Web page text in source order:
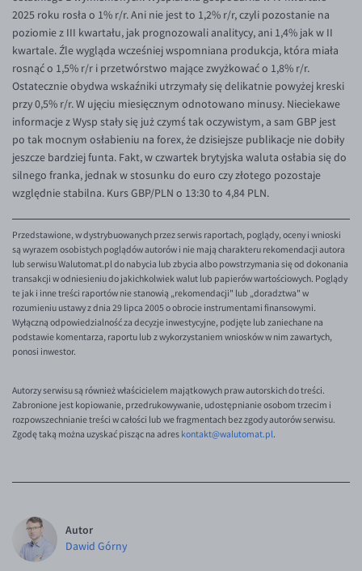
EUR/ZAR
GBP/USD
USD/CHF
GBP/CHF
2025 roku rosła o 1% r/r. Ani nie jest to 1,2% r/r, czyli pozostanie na
poziomie z III kwartału, jak prognozowali analitycy, ani 1,4% jak w II
kwartale. Źle wygląda wcześniej wspomniana produkcja, która miała
rosnąć o 1,5% r/r i przetwórstwo mające zwyżkować o 1,8% r/r.
Ostatecznie obydwa wskaźniki utrzymały się delikatnie powyżej kreski
przy 0,5% r/r. W ujęciu miesięcznym odnotowano minusy. Nieciekawe
informacje z Wysp stały się już czymś tak oczywistym, a sam GBP jest
po tak mocnym osłabieniu na forex, że dzisiejsze publikacje nie dobiły
jeszcze bardziej funta. Fakt, w czwartek brytyjska waluta osłabia się do
silnego franka, jednak w stosunku do euro czy złotego pozostaje
względnie stabilna. Kurs GBP/PLN o 13:30 to 4,84 PLN.
Przedstawione, w dystrybuowanych przez serwis raportach, poglądy, oceny i wnioski
są wyrazem osobistych poglądów autorów i nie mają charakteru rekomendacji autora
lub serwisu Walutomat.pl do nabycia lub zbycia albo powstrzymania się od dokonania
transakcji w odniesieniu do jakichkolwiek walut lub papierów wartościowych. Poglądy
te jak i inne treści raportów nie stanowią „rekomendacji" lub „doradztwa" w
rozumieniu ustawy z dnia 29 lipca 2005 o obrocie instrumentami finansowymi.
Wyłączną odpowiedzialność za decyzje inwestycyjne, podjęte lub zaniechane na
podstawie komentarza, raportu lub z wykorzystaniem wniosków w nim zawartych,
ponosi inwestor.
Autorzy serwisu są również właścicielem majątkowych praw autorskich do treści.
Zabronione jest kopiowanie, przedrukowywanie, udostępnianie osobom trzecim i
rozpowszechnianie treści w całości lub we fragmentach bez zgody autorów serwisu.
Zgodę taką można uzyskać pisząc na adres kontakt@walutomat.pl.
Autor
Dawid Górny